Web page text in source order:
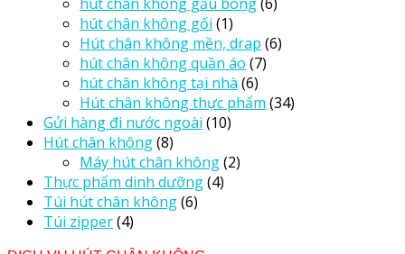
hút chân không gối (1)
Hút chân không mền, drap (6)
hút chân không quần áo (7)
hút chân không tại nhà (6)
Hút chân không thực phẩm (34)
Gửi hàng đi nước ngoài (10)
Hút chân không(8)
Máy hút chân không(2)
Thực phẩm dinh dưỡng(4)
Túi hút chân không(6)
Túi zipper(4)